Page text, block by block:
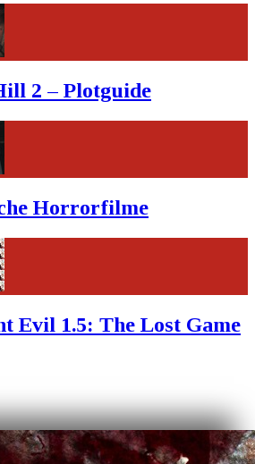
2 – Plotguide
Horrorfilme
Evil 1.5: The Lost Game